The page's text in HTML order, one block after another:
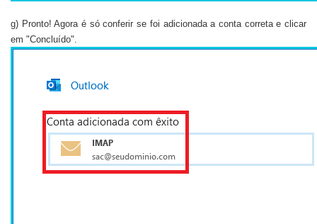
g) Pronto! Agora é só conferir se foi adicionada a conta correta e clicar
em "Concluído".